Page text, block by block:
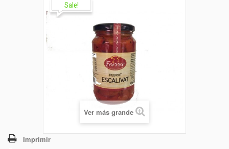
CARNICERÍA Y CHARCUTERÍA
Sale!
Ver más grande
Imprimir